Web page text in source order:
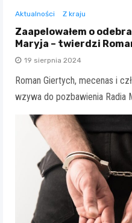
Aktualności Z kraju
Zaapelowałem o
Maryja – twierdzi
19 sierpnia 2024
Roman Giertych, mecenas i
wzywa do pozbawienia Radia